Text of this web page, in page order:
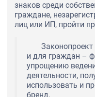
знаков среди
граждане,
лиц или ИП, пройти
Законопроект
и для граждан –
упрощению
деятельности,
использовать и
бренд.